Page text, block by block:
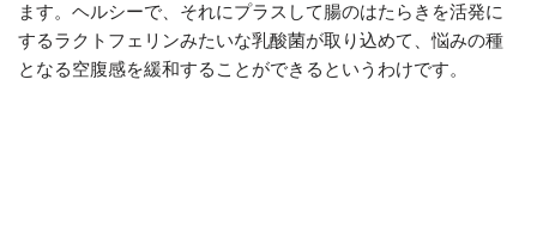
ます。ヘルシーで、それにプラスして腸のはたらきを活発に
するラクトフェリンみたいな乳酸菌が取り込めて、悩みの種
となる空腹感を緩和することができるというわけです。